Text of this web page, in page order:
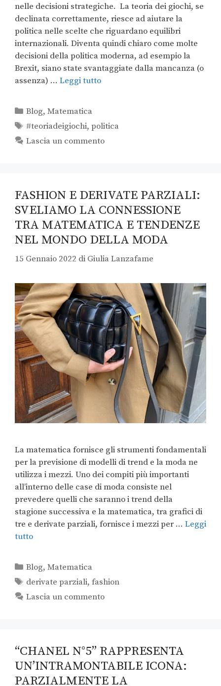
nelle decisioni strategiche. La teoria dei giochi, se
declinata correttamente, riesce ad aiutare la
politica nelle scelte che riguardano equilibri
internazionali. Diventa quindi chiaro come molte
decisioni della politica moderna, ad esempio la
Brexit, siano state svantaggiate dalla mancanza (o
assenza) … Leggi tutto
Blog,Matematica
#teoriadeigiochi,politica
Lascia un commento
FASHION E DERIVATE PARZIALI:
SVELIAMO LA CONNESSIONE
TRA MATEMATICA E TENDENZE
NEL MONDO DELLA MODA
15 Gennaio 2022 di Giulia Lanzafame
La matematica fornisce gli strumenti fondamentali
per la previsione di modelli di trend e la moda ne
utilizza i mezzi. Uno dei compiti più importanti
all’interno delle case di moda consiste nel
prevedere quelli che saranno i trend della
stagione successiva e la matematica, tra grafici di
tre e derivate parziali, fornisce i mezzi per … Leggi
tutto
Blog,Matematica
derivate parziali,fashion
Lascia un commento
“CHANEL N°5” RAPPRESENTA
UN’INTRAMONTABILE ICONA:
PARZIALMENTE LA